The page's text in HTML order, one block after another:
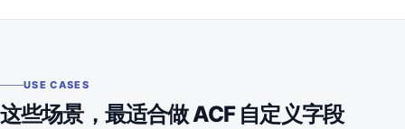
USE CASES
这些场景，最适合做 ACF 自定义字段